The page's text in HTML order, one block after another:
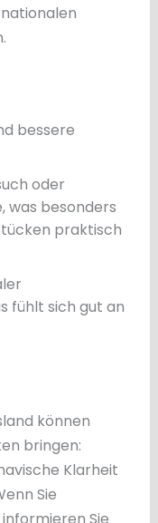
bessere
oder
was besonders
praktisch
fühlt sich gut an
können
bringen:
Klarheit
Sie